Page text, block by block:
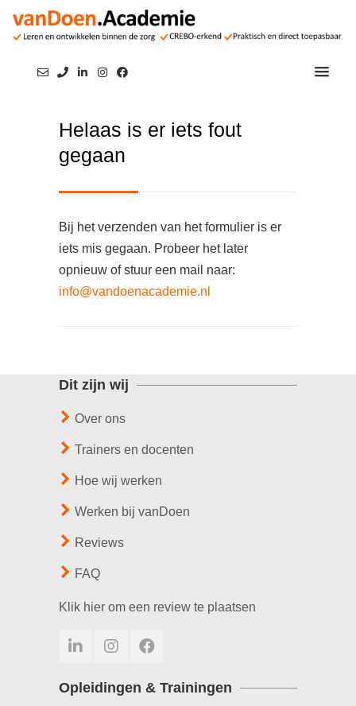
Helaas is er iets fout
gegaan
Bij het verzenden van het formulier is er
iets mis gegaan. Probeer het later
opnieuw of stuur een mail naar:
info@vandoenacademie.nl
Dit zijn wij
Over ons
Trainers en docenten
Hoe wij werken
Werken bij vanDoen
Reviews
FAQ
Klik hier om een review te plaatsen
Opleidingen & Trainingen